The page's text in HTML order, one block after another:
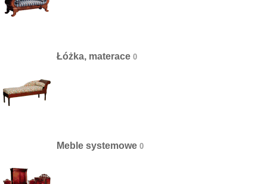
Łóżka, materace
Meble systemowe